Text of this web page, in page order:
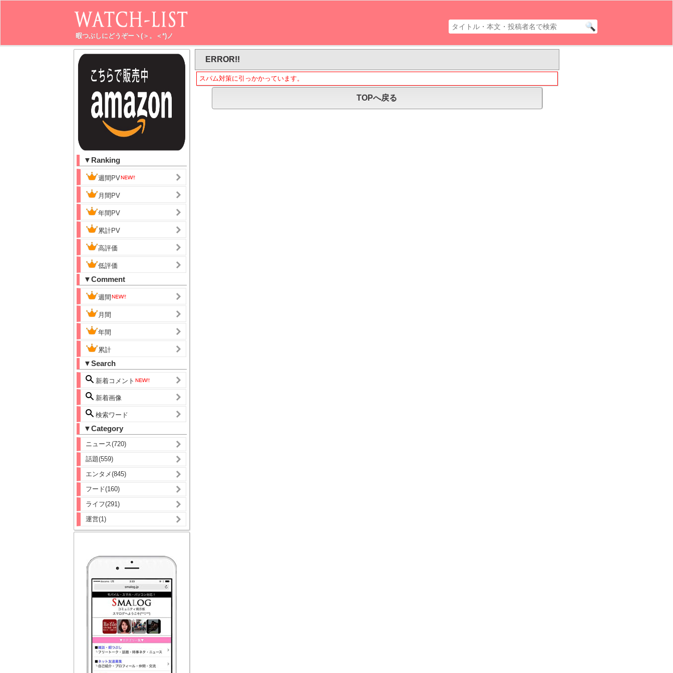
暇つぶしにどうぞーヽ(＞。＜*)ノ
▼Ranking
週間PV
月間PV
年間PV
累計PV
高評価
低評価
▼Comment
週間
月間
年間
累計
▼Search
新着コメント
新着画像
検索ワード
▼Category
ニュース(720)
話題(559)
エンタメ(845)
フード(160)
ライフ(291)
運営(1)
ERROR!!
スパム対策に引っかかっています。
TOPへ戻る